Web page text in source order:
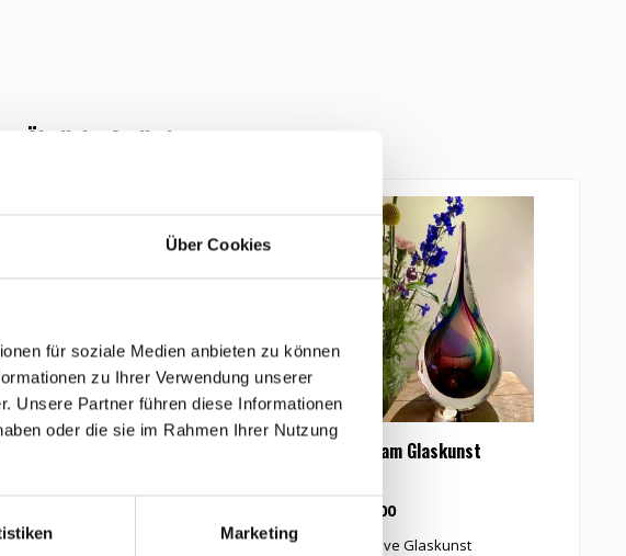
Über Cookies
für soziale Medien anbieten zu können
zu Ihrer Verwendung unserer
Unsere Partner führen diese Informationen
oder die sie im Rahmen Ihrer Nutzung
Marketing
Ähnliche Artikel
Glaskunst Tropfen exklusiv für
Leerdam Glaskunst
€209,00
Exklusive Glaskunst